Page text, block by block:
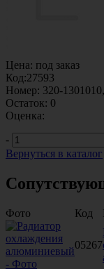
Цена: под заказ
Код:27593
Номер: 320-
Остаток: 0
Оценка:
-
Вернуться в каталог
Фото Код
05267